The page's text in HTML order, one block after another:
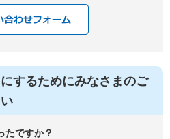
するためにみなさまのご
たですか？